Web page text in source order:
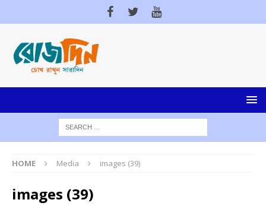
HOME Media images (39)
images (39)